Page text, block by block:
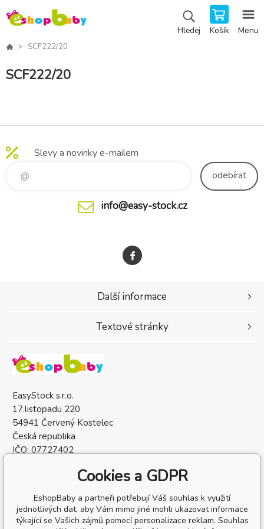
Hledej Košík Menu
SCF222/20
SCF222/20
Slevy a novinky e-mailem
odebírat
info@easy-stock.cz
EasyStock s.r.o.
17.listopadu 220
54941 Červený Kostelec
Česká republika
IČO: 07727402
Další informace
Textové stránky
Cookies a GDPR
EshopBaby a partneři potřebují Váš souhlas k využití
jednotlivých dat, aby Vám mimo jiné mohli ukazovat informace
týkající se Vašich zájmů pomocí personalizace reklam. Souhlas